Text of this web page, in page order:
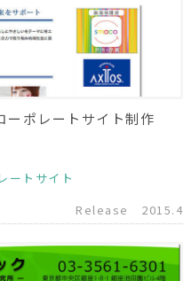
ポレートサイト制作
ートサイト
Release
2015.4